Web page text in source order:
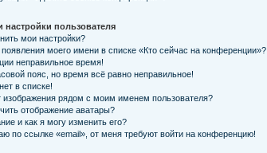
настройки пользователя
мои настройки?
появления моего имени в списке «Кто сейчас на конференции»?
неправильное время!
пояс, но время всё равно неправильное!
в списке!
изображения рядом с моим именем пользователя?
отображение аватары?
и как я могу изменить его?
по ссылке «email», от меня требуют войти на конференцию!